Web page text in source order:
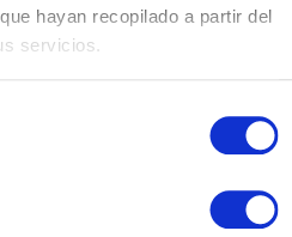
hayan recopilado a partir del
servicios.
A-K9